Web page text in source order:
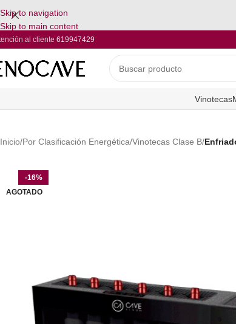
Skip to navigation
Skip to main content
al cliente 619947429
Vinotecas
Inicio/Por Clasificación Energética/Vinotecas Clase B/
-16%
AGOTADO